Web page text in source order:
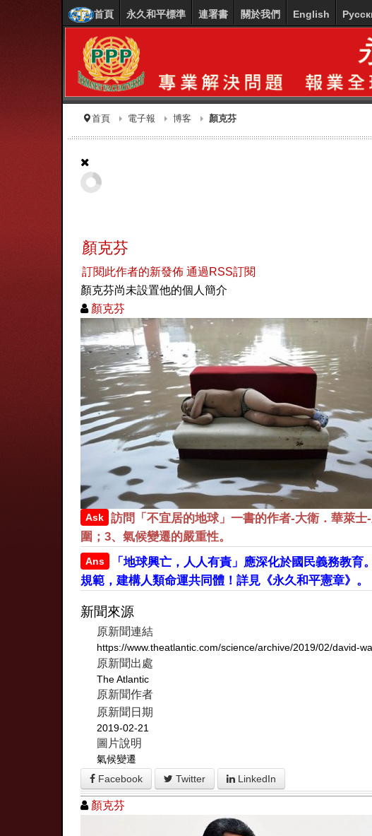
首頁 永久和平標準 連署書 關於我們 English
首頁 電子報 博客 顏克芬
顏克芬
訂閱此作者的新發佈 通過RSS訂閱
顏克芬尚未設置他的個人簡介
顏克芬
Ask
訪問「不宜居的地球」一書的作者-大衛．華萊
圍；3、氣候變遷的嚴重性。
Ans
「地球興亡，人人有責」應深化於國民義務教
規範，建構人類命運共同體！詳見《永久和平憲章》。
新聞來源
原新聞連結
https://www.theatlantic.com/science/archive/2019/02/david-
原新聞出處
The Atlantic
原新聞作者
原新聞日期
2019-02-21
圖片說明
氣候變遷
Facebook
Twitter LinkedIn
顏克芬